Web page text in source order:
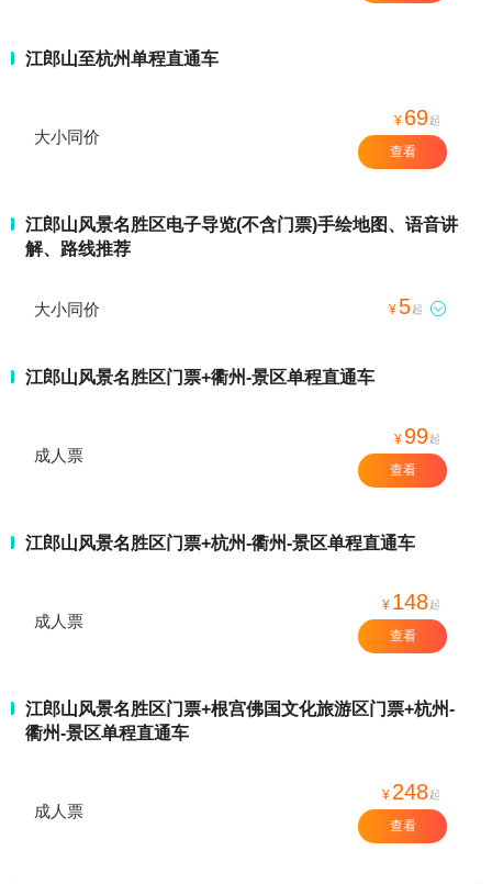
江郎山至杭州单程直通车
大小同价
¥ 69起
查看
江郎山风景名胜区电子导览(不含门票)手绘地图、语音讲
解、路线推荐
大小同价 ¥ 5起 
江郎山风景名胜区门票+衢州-景区单程直通车
成人票
¥ 99起
查看
江郎山风景名胜区门票+杭州-衢州-景区单程直通车
成人票
¥ 148起
查看
江郎山风景名胜区门票+根宫佛国文化旅游区门票+杭州-
衢州-景区单程直通车
成人票
¥ 248起
查看